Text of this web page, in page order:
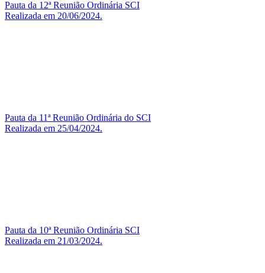
Pauta da 12ª Reunião Ordinária SCI
Realizada em 20/06/2024.
Pauta da 11ª Reunião Ordinária do SCI
Realizada em 25/04/2024.
Pauta da 10ª Reunião Ordinária SCI
Realizada em 21/03/2024.